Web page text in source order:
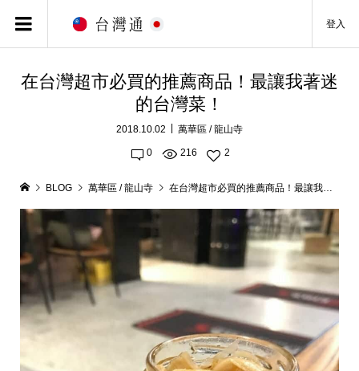
登入
在台灣超市必買的推薦商品！最讓我著迷
的台灣菜！
2018.10.02 萬華區 / 龍山寺
0 216 2
BLOG 萬華區 / 龍山寺 在台灣超市必買的推薦商品！最讓我著迷的台灣菜！